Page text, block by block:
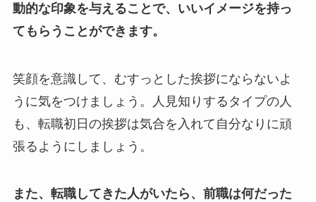
動的な印象を与えることで、いいイメージを持っ
てもらうことができます。
笑顔を意識して、むすっとした挨拶にならないよ
うに気をつけましょう。人見知りするタイプの人
も、転職初日の挨拶は気合を入れて自分なりに頑
張るようにしましょう。
また、転職してきた人がいたら、前職は何だった